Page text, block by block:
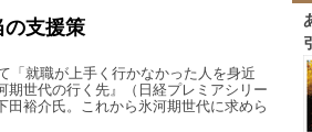
の支援策
「就職が上手く行かなかった人を身近
期世代の行く先』（日経プレミアシリー
裕介氏。これから氷河期世代に求めら